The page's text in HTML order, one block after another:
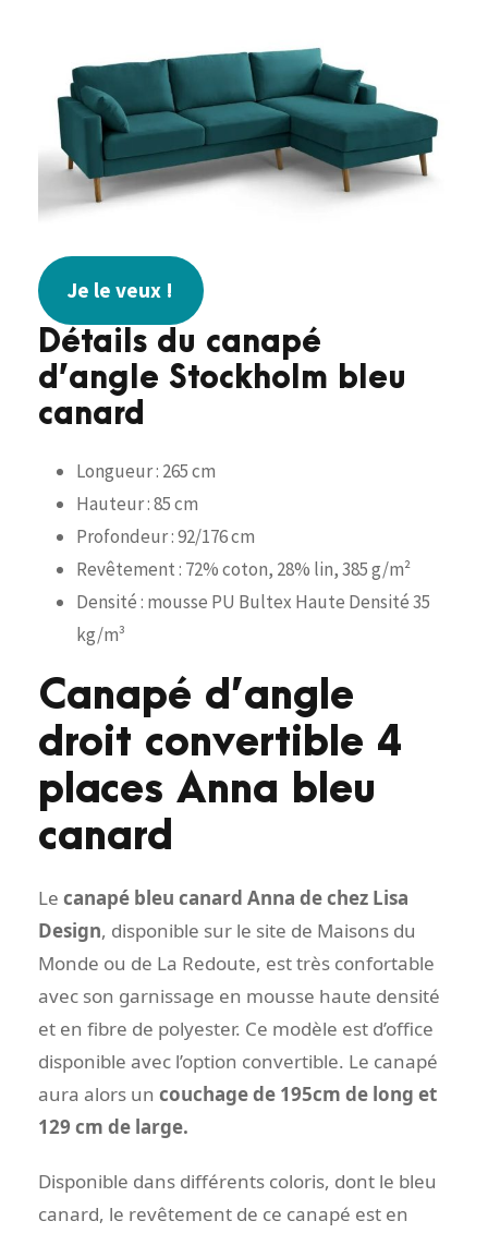
Je le veux !
Détails du canapé
d’angle Stockholm bleu
canard
Longueur : 265 cm
Hauteur : 85 cm
Profondeur : 92/176 cm
Revêtement : 72% coton, 28% lin, 385 g/m²
Densité : mousse PU Bultex Haute Densité 35
kg/m³
Canapé d’angle
droit convertible 4
places Anna bleu
canard
Le canapé bleu canard Anna de chez Lisa
Design, disponible sur le site de Maisons du
Monde ou de La Redoute, est très confortable
avec son garnissage en mousse haute densité
et en fibre de polyester. Ce modèle est d’office
disponible avec l’option convertible. Le canapé
aura alors un couchage de 195cm de long et
129 cm de large.
Disponible dans différents coloris, dont le bleu
canard, le revêtement de ce canapé est en